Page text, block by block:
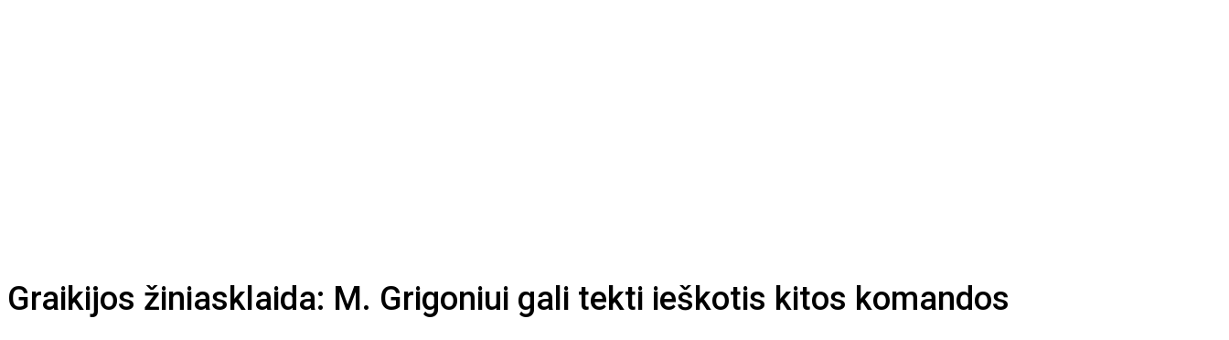
Graikijos žiniasklaida: M. Grigoniui gali tekti ieškotis kitos komandos